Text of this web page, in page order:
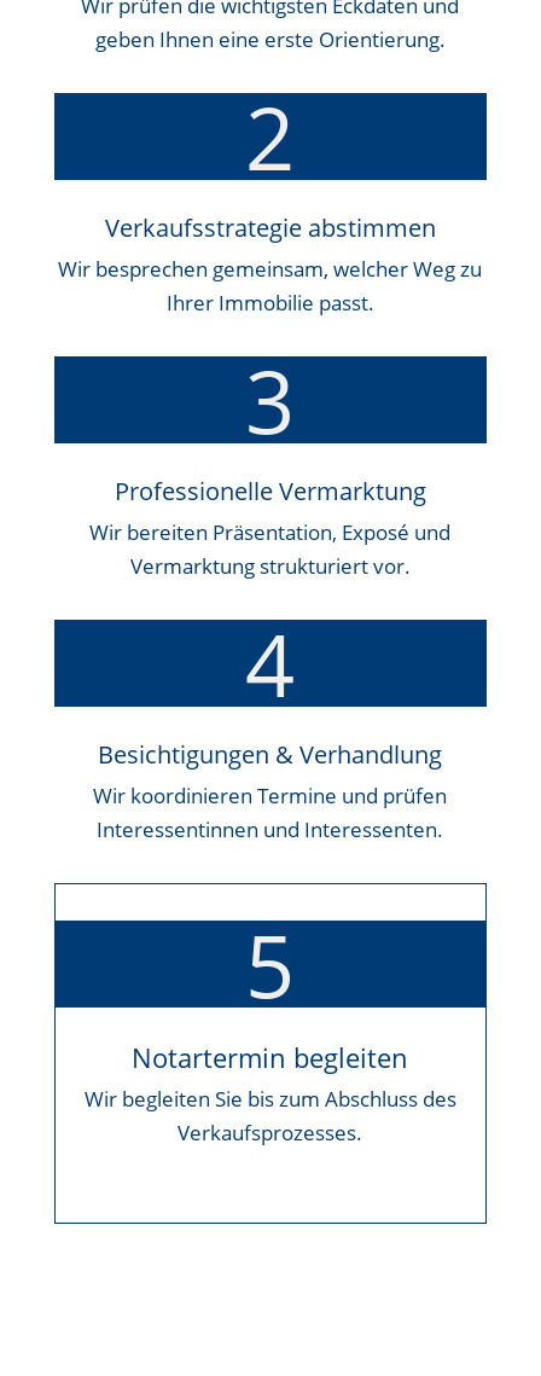
geben Ihnen eine erste Orientierung.
2
Verkaufsstrategie abstimmen
Wir besprechen gemeinsam, welcher Weg zu
Ihrer Immobilie passt.
3
Professionelle Vermarktung
Wir bereiten Präsentation, Exposé und
Vermarktung strukturiert vor.
4
Besichtigungen & Verhandlung
Wir koordinieren Termine und prüfen
Interessentinnen und Interessenten.
5
Notartermin begleiten
Wir begleiten Sie bis zum Abschluss des
Verkaufsprozesses.